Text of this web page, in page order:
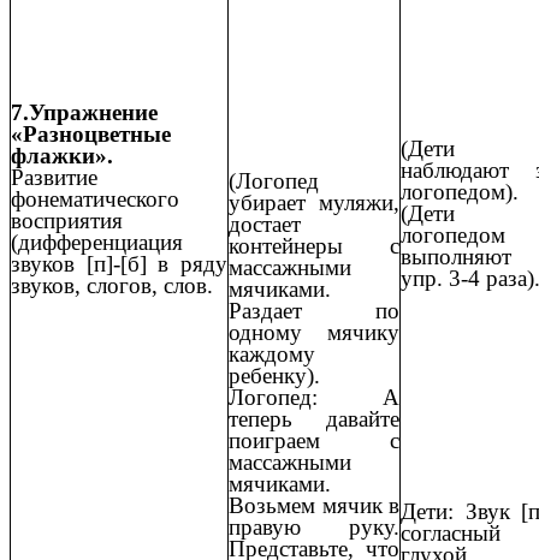
7.Упражнение
«Разноцветные
флажки».
Развитие
фонематического
восприятия
(дифференциация
звуков [п]-[б] в ряду
звуков, слогов, слов.
(Логопед
убирает муляжи,
достает
контейнеры с
массажными
мячиками.
Раздает по
одному мячику
каждому
ребенку).
Логопед: А
теперь давайте
поиграем с
массажными
мячиками.
Возьмем мячик в
правую руку.
Представьте, что
(Дети
наблюдают
логопедом).
(Дети
логопедом
выполняют
упр. 3-4 раза).
Дети: Звук
согласный
глухой